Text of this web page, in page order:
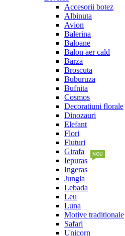
Accesorii botez
Albinuta
Avion
Balerina
Baloane
Balon aer cald
Barza
Broscuta
Buburuza
Bufnita
Cosmos
Decoratiuni florale
Dinozauri
Elefant
Flori
Fluturi
Girafa
Iepuras
Ingeras
Jungla
Lebada
Leu
Luna
Motive traditionale
Safari
Unicorn
NOU